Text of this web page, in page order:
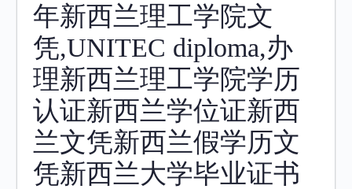
年新西兰理工学院文
凭,UNITEC diploma,办
理新西兰理工学院学历
认证新西兰学位证新西
兰文凭新西兰假学历文
凭新西兰大学毕业证书